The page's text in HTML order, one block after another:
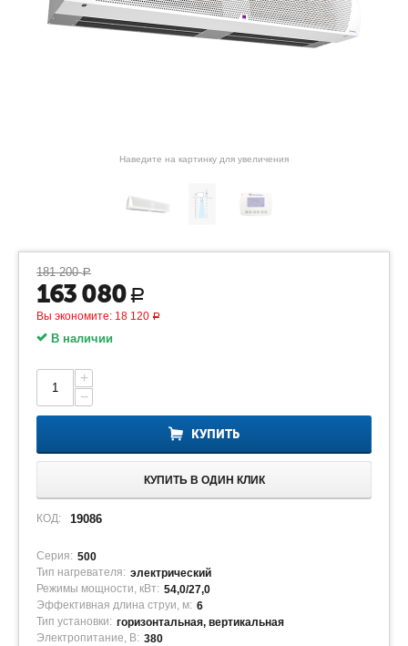
Наведите на картинку для увеличения
181 200 Р
163 080 Р
Вы экономите: 18 120 Р
В наличии
+
−
КУПИТЬ
КУПИТЬ В ОДИН КЛИК
КОД: 19086
Серия: 500
Тип нагревателя: электрический
Режимы мощности, кВт: 54,0/27,0
Эффективная длина струи, м: 6
Тип установки: горизонтальная, вертикальная
Электропитание, В: 380